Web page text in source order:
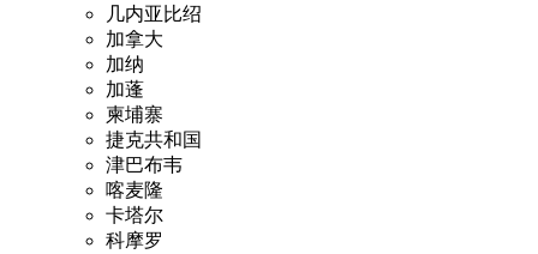
几内亚比绍
加拿大
加纳
加蓬
柬埔寨
捷克共和国
津巴布韦
喀麦隆
卡塔尔
科摩罗